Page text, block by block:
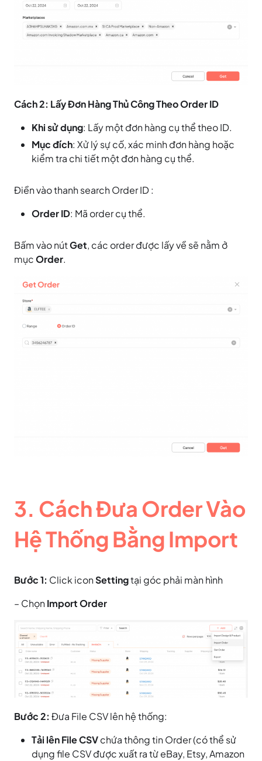
Cách 2: Lấy Đơn Hàng Thủ Công Theo Order ID
Khi sử dụng: Lấy một đơn hàng cụ thể theo ID.
Mục đích: Xử lý sự cố, xác minh đơn hàng hoặc
kiểm tra chi tiết một đơn hàng cụ thể.
Điền vào thanh search Order ID :
Order ID: Mã order cụ thể.
Bấm vào nútGet, các order được lấy về sẽ nằm ở
mụcOrder.
3. Cách Đưa Order Vào
Hệ Thống Bằng Import
Bước 1: Click iconSettingtại góc phải màn hình
– ChọnImport Order
Bước 2: Đưa File CSV lên hệ thống:
Tải lên File CSVchứa thông tin Order (có thể sử
dụng file CSV được xuất ra từ eBay, Etsy, Amazon